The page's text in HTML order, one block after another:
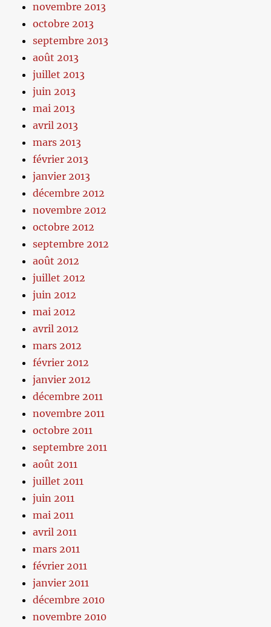
novembre 2013
octobre 2013
septembre 2013
août 2013
juillet 2013
juin 2013
mai 2013
avril 2013
mars 2013
février 2013
janvier 2013
décembre 2012
novembre 2012
octobre 2012
septembre 2012
août 2012
juillet 2012
juin 2012
mai 2012
avril 2012
mars 2012
février 2012
janvier 2012
décembre 2011
novembre 2011
octobre 2011
septembre 2011
août 2011
juillet 2011
juin 2011
mai 2011
avril 2011
mars 2011
février 2011
janvier 2011
décembre 2010
novembre 2010